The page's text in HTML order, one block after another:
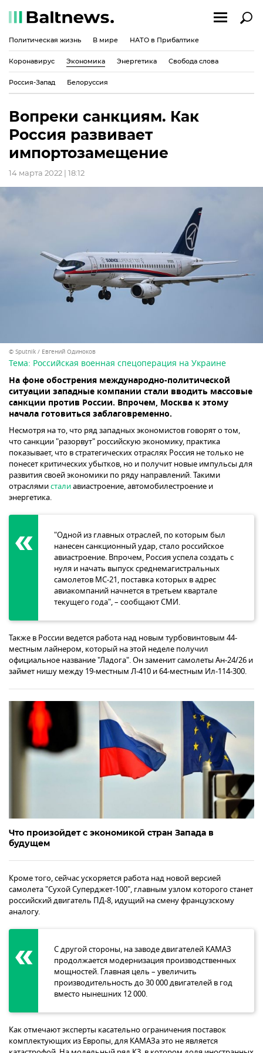
Политическая жизнь В мире НАТО в Прибалтике
Коронавирус Экономика Энергетика Свобода слова
Россия-Запад Белоруссия
Вопреки санкциям. Как
Россия развивает
импортозамещение
14 марта 2022 | 18:12
© Sputnik / Евгений Одиноков
Тема: Российская военная спецоперация на Украине
На фоне обострения международно-политической
ситуации западные компании стали вводить массовые
санкции против России. Впрочем, Москва к этому
начала готовиться заблаговременно.
Несмотря на то, что ряд западных экономистов говорят о том,
что санкции "разорвут" российскую экономику, практика
показывает, что в стратегических отраслях Россия не только не
понесет критических убытков, но и получит новые импульсы для
развития своей экономики по ряду направлений. Такими
отраслямисталиавиастроение, автомобилестроение и
энергетика.
"Одной из главных отраслей, по которым был
нанесен санкционный удар, стало российское
авиастроение. Впрочем, Россия успела создать с
нуля и начать выпуск среднемагистральных
самолетов МС-21, поставка которых в адрес
авиакомпаний начнется в третьем квартале
текущего года", – сообщают СМИ.
Также в России ведется работа над новым турбовинтовым 44-
местным лайнером, который на этой неделе получил
официальное название "Ладога". Он заменит самолеты Ан-24/26 и
займет нишу между 19-местным Л-410 и 64-местным Ил-114-300.
Что произойдет с экономикой стран Запада в
будущем
Кроме того, сейчас ускоряется работа над новой версией
самолета "Сухой Суперджет-100", главным узлом которого станет
российский двигатель ПД-8, идущий на смену французскому
аналогу.
С другой стороны, на заводе двигателей КАМАЗ
продолжается модернизация производственных
мощностей. Главная цель – увеличить
производительность до 30 000 двигателей в год
вместо нынешних 12 000.
Как отмечают эксперты касательно ограничения поставок
комплектующих из Европы, для КАМАЗа это не является